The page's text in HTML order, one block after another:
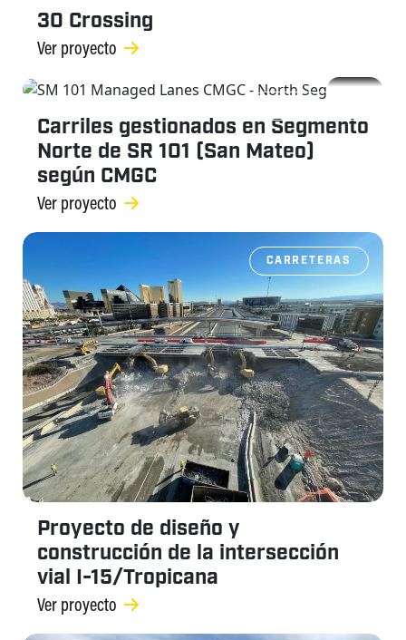
30 Crossing
Ver proyecto
Carriles gestionados en Segmento
Norte de SR 101 (San Mateo)
según CMGC
Ver proyecto
CARRETERAS
Proyecto de diseño y
construcción de la intersección
vial I-15/Tropicana
Ver proyecto